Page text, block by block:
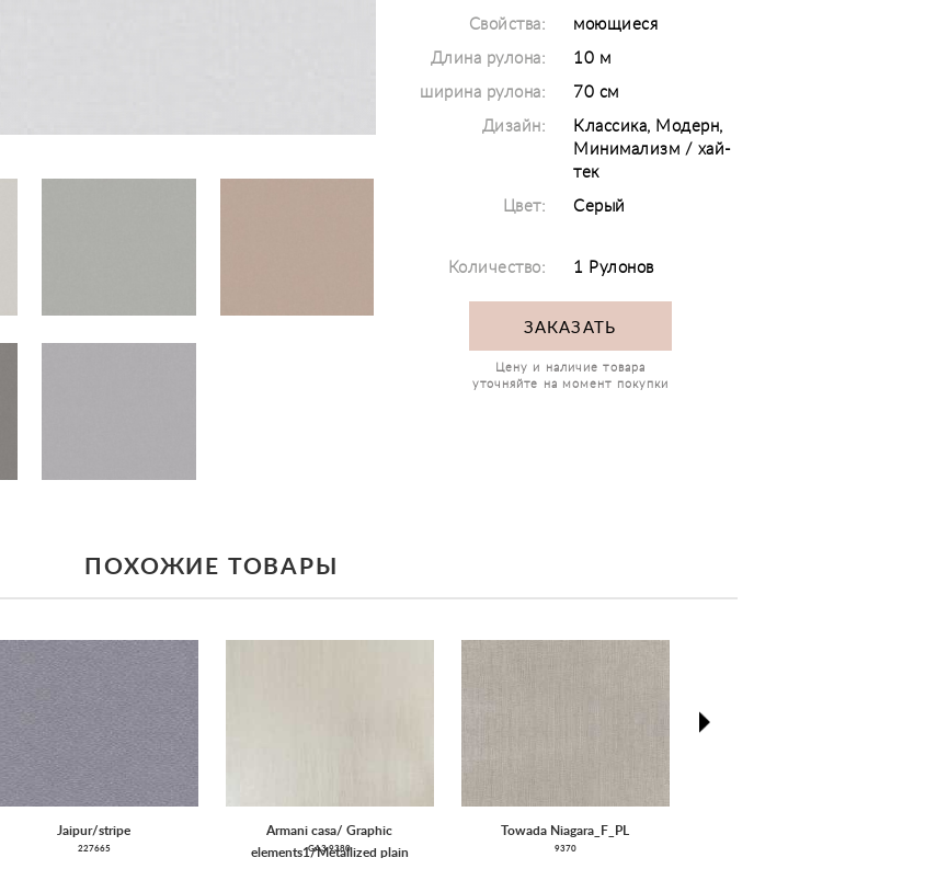
Свойства: моющиеся
Длина рулона: 10 м
ширина рулона: 70 см
Дизайн:
Классика, Модерн,
Минимализм / хай-
тек
Цвет: Серый
Количество: 1 Рулонов
ЗАКАЗАТЬ
Цену и наличие товара
уточняйте на момент покупки
ПОХОЖИЕ ТОВАРЫ
Jaipur/stripe
227665
Armani casa/ Graphic
elements1/Metallized plain
GA3 9380
Towada Niagara_F_PL
9370